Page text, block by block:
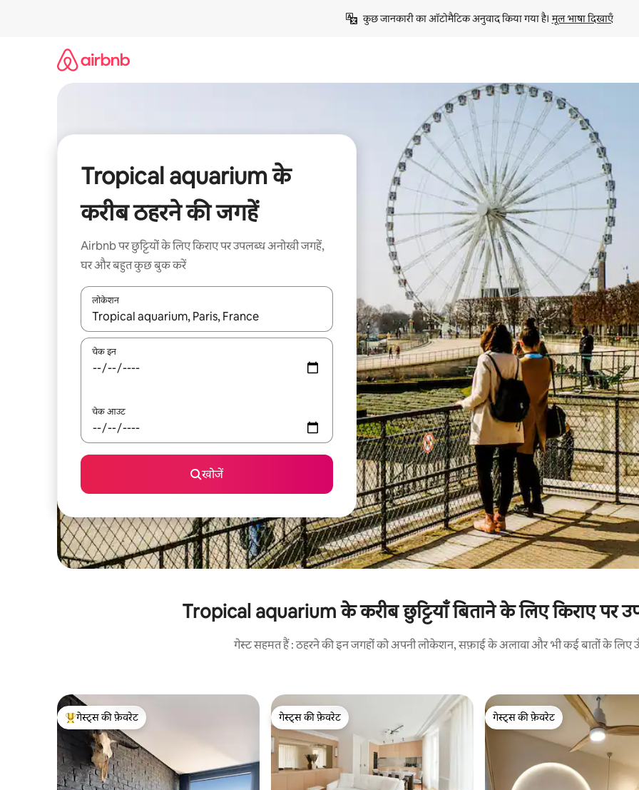
कुछ जानकारी का ऑटोमैटिक अनुवाद किया गया है। मूल भाषा दिखाएँ
Tropical aquarium के
करीब ठहरने की जगहें
Airbnb पर छुट्टियों के लिए किराए पर उपलब्ध अनोखी जगहें,
घर और बहुत कुछ बुक करें
लोकेशन
नतीजों के उपलब्ध होने पर, अप और डाउन 'ऐरो की' का इस्तेमाल करके नेविगेट करें या टच या फिर स्वाइप जेस्चर का इस्तेमाल करके एक्सप्लोर करें।
चेक इन
चेक आउट
खोजें
Tropical aquarium के करीब छुट्टियाँ बिताने के लिए किराए पर
गेस्ट सहमत हैं : ठहरने की इन जगहों को अपनी लोकेशन, सफ़ाई के अलावा और भी कई बातों के लिए
गेस्ट्स का टॉप फ़ेवरेट
गेस्ट्स की फ़ेवरेट
गेस्ट्स की फ़ेवरेट
गेस्ट्स की फ़ेवरेट
गेस्ट्स की फ़ेवरेट
गेस्ट्स की फ़ेवरेट